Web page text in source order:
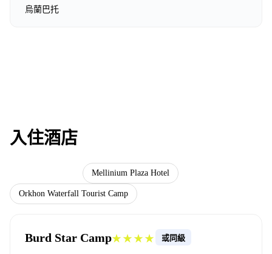
烏蘭巴托
入住酒店
Mellinium Plaza Hotel
Orkhon Waterfall Tourist Camp
Burd Star Camp★★★★ 或同級